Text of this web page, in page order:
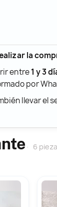
la
entre1 y 3
por
llevar el
6